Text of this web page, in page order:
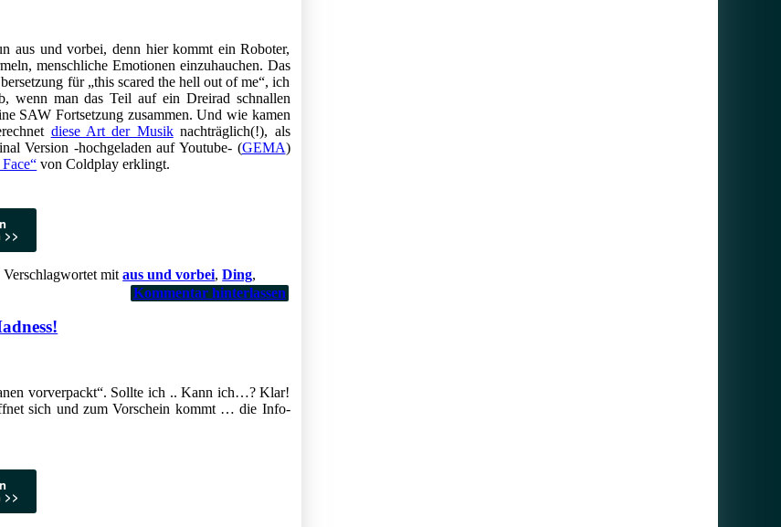
aus und vorbei, denn hier kommt ein Roboter,
menschliche Emotionen einzuhauchen. Das
für „this scared the hell out of me“, ich
wenn man das Teil auf ein Dreirad schnallen
SAW Fortsetzung zusammen. Und wie kamen
diese Art der Musiknachträglich(!), als
Version -hochgeladen auf Youtube- (GEMA)
von Coldplay erklingt.
>>
Verschlagwortet mit aus und vorbei,Ding,
Kommentar hinterlassen
vorverpackt“. Sollte ich .. Kann ich…? Klar!
sich und zum Vorschein kommt … die Info-
>>